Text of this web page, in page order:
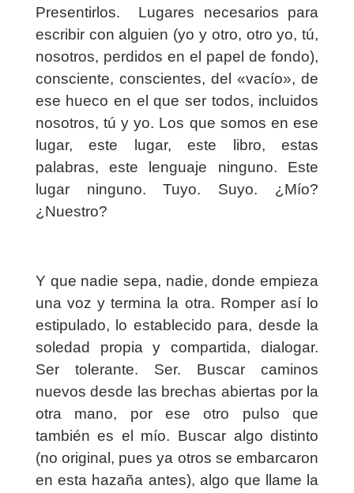
Presentirlos.
Lugares necesarios para
escribir con alguien (yo y otro, otro yo, tú,
nosotros, perdidos en el papel de fondo),
consciente, conscientes, del «vacío», de
ese hueco en el que ser todos, incluidos
nosotros, tú y yo. Los que somos en ese
lugar, este lugar, este libro, estas
palabras, este lenguaje ninguno. Este
lugar ninguno. Tuyo. Suyo. ¿Mío?
¿Nuestro?
Y que nadie sepa, nadie, donde empieza
una voz y termina la otra. Romper así lo
estipulado, lo establecido para, desde la
soledad propia y compartida, dialogar.
Ser tolerante. Ser. Buscar caminos
nuevos desde las brechas abiertas por la
otra mano, por ese otro pulso que
también es el mío. Buscar algo distinto
(no original, pues ya otros se embarcaron
en esta hazaña antes), algo que llame la